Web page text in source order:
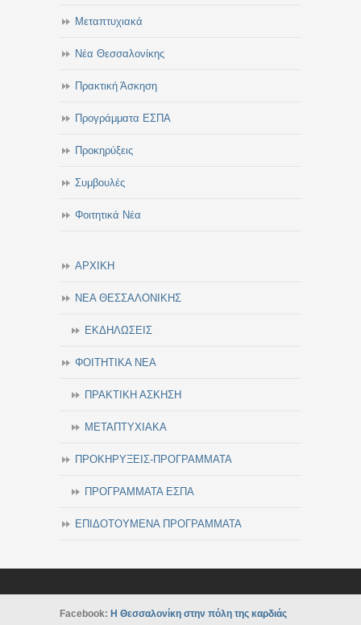
Μεταπτυχιακά
Νέα Θεσσαλονίκης
Πρακτική Άσκηση
Προγράμματα ΕΣΠΑ
Προκηρύξεις
Συμβουλές
Φοιτητικά Νέα
ΑΡΧΙΚΗ
ΝΕΑ ΘΕΣΣΑΛΟΝΙΚΗΣ
ΕΚΔΗΛΩΣΕΙΣ
ΦΟΙΤΗΤΙΚΑ ΝΕΑ
ΠΡΑΚΤΙΚΗ ΑΣΚΗΣΗ
ΜΕΤΑΠΤΥΧΙΑΚΑ
ΠΡΟΚΗΡΥΞΕΙΣ-ΠΡΟΓΡΑΜΜΑΤΑ
ΠΡΟΓΡΑΜΜΑΤΑ ΕΣΠΑ
ΕΠΙΔΟΤΟΥΜΕΝΑ ΠΡΟΓΡΑΜΜΑΤΑ
Facebook: Η Θεσσαλονίκη στην πόλη της καρδιάς